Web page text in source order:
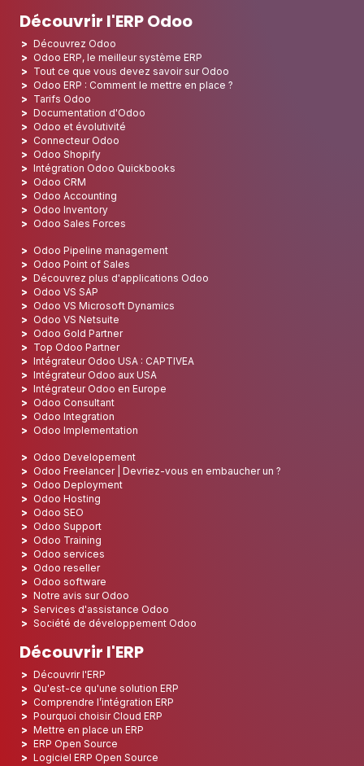
Découvrir l'ERP Odoo
Découvrez Odoo
Odoo ERP, le meilleur système ERP
Tout ce que vous devez savoir sur Odoo
Odoo ERP : Comment le mettre en place ?
Tarifs Odoo
Documentation d'Odoo
Odoo et évolutivité
Connecteur Odoo
Odoo Shopify
Intégration Odoo Quickbooks
Odoo CRM
Odoo Accounting
Odoo Inventory
Odoo Sales Forces
Odoo Pipeline management
Odoo Point of Sales
Découvrez plus d'applications Odoo
Odoo VS SAP
Odoo VS Microsoft Dynamics
Odoo VS Netsuite
Odoo Gold Partner
Top Odoo Partner
Intégrateur Odoo USA : CAPTIVEA
Intégrateur Odoo aux USA
Intégrateur Odoo en Europe
Odoo Consultant
Odoo Integration
Odoo Implementation
Odoo Developement
Odoo Freelancer | Devriez-vous en embaucher un ?
Odoo Deployment
Odoo Hosting
Odoo SEO
Odoo Support
Odoo Training
Odoo services
Odoo reseller
Odoo software
Notre avis sur Odoo
Services d'assistance Odoo
Société de développement Odoo
Découvrir l'ERP
Découvrir l'ERP
Qu'est-ce qu'une solution ERP
Comprendre l’intégration ERP
Pourquoi choisir Cloud ERP
Mettre en place un ERP
ERP Open Source
Logiciel ERP Open Source